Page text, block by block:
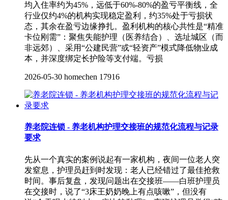
均入住率约为45%，远低于60%-80%的盈亏平衡线，全
行业仅约4%的机构实现稳定盈利，约35%处于亏损状
态，其余在盈亏边缘挣扎。盈利机构的核心共性是“精准
卡位刚需”：聚焦失能护理（医养结合）、选址城区（而
非远郊）、采用“公建民营”或“轻资产”模式降低物业成
本，并深度绑定长护险等支付端。亏损
2026-05-30 homechen 17916
养老院连锁 - 养老机构护理交接班的规范化流程与记录
要求
先从一个真实的案例说起有一家机构，夜间一位老人突
发窒息，护理员赶到时发现：老人已经错过了最佳抢救
时间。事后复盘，发现问题出在交接班——白班护理员
在交接时，说了“3床王奶奶晚上有点咳嗽”，但没有